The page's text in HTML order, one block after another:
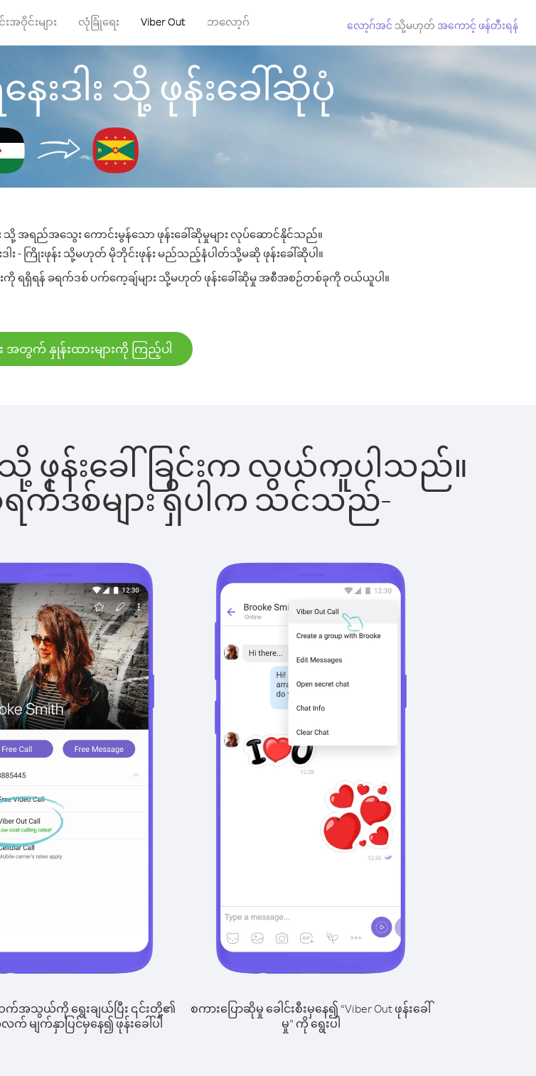
အဝိုင်းများ လုံခြုံရေး Viber Out ဘလော့ဂ် လော့ဂ်အင် သို့မဟုတ် အကောင့် ဖန်တီးရန်
ေးဒါး သို့ ဖုန်းခေါ်ဆိုပုံ
ါး သို့ အရည်အသွေး ကောင်းမွန်သော ဖုန်းခေါ်ဆိုမှုများ လုပ်ဆောင်နိုင်သည်။
ဒါး - ကြိုးဖုန်း သို့မဟုတ် မိုဘိုင်းဖုန်း မည်သည့်နံပါတ်သို့မဆို ဖုန်းခေါ်ဆိုပါ။
းကို ရရှိရန် ခရက်ဒစ် ပက်ကေ့ချ်များ သို့မဟုတ် ဖုန်းခေါ်ဆိုမှု အစီအစဉ်တစ်ခုကို ဝယ်ယူပါ။
း အတွက် နှုန်းထားများကို ကြည့်ပါ
း သို့ ဖုန်းခေါ်ခြင်းက လွယ်ကူပါသည်။
ရက်ဒစ်များ ရှိပါက သင်သည်-
က်အသွယ်ကို ရွေးချယ်ပြီး ၎င်းတို့၏
မျက်နှာပြင်မှနေ၍ ဖုန်းခေါ်ပါ
စကားပြောဆိုမှု ခေါင်းစီးမှနေ၍ “Viber Out ဖုန်းခေါ်
မှု” ကို ရွေးပါ